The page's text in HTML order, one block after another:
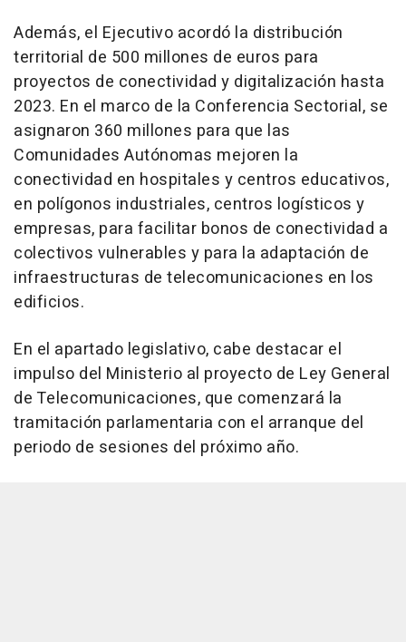
Además, el Ejecutivo acordó la distribución
territorial de 500 millones de euros para
proyectos de conectividad y digitalización hasta
2023. En el marco de la Conferencia Sectorial, se
asignaron 360 millones para que las
Comunidades Autónomas mejoren la
conectividad en hospitales y centros educativos,
en polígonos industriales, centros logísticos y
empresas, para facilitar bonos de conectividad a
colectivos vulnerables y para la adaptación de
infraestructuras de telecomunicaciones en los
edificios.
En el apartado legislativo, cabe destacar el
impulso del Ministerio al proyecto de Ley General
de Telecomunicaciones, que comenzará la
tramitación parlamentaria con el arranque del
periodo de sesiones del próximo año.